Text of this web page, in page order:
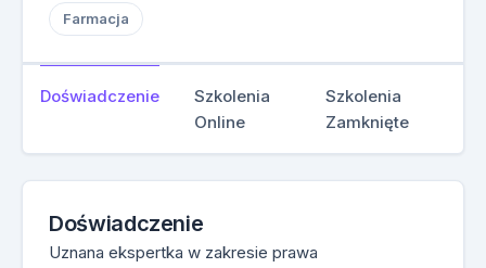
Farmacja
Doświadczenie
Szkolenia
Online
Szkolenia
Zamknięte
Doświadczenie
Uznana ekspertka w zakresie prawa